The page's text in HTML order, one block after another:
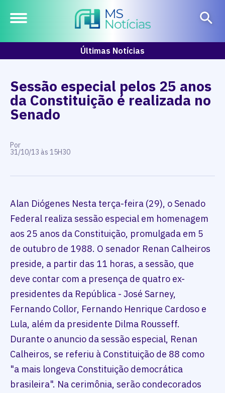
Últimas Notícias
Sessão especial pelos 25 anos
da Constituição é realizada no
Senado
Por
31/10/13 às 15H30
Alan Diógenes Nesta terça-feira (29), o Senado
Federal realiza sessão especial em homenagem
aos 25 anos da Constituição, promulgada em 5
de outubro de 1988. O senador Renan Calheiros
preside, a partir das 11 horas, a sessão, que
deve contar com a presença de quatro ex-
presidentes da República - José Sarney,
Fernando Collor, Fernando Henrique Cardoso e
Lula, além da presidente Dilma Rousseff.
Durante o anuncio da sessão especial, Renan
Calheiros, se referiu à Constituição de 88 como
"a mais longeva Constituição democrática
brasileira". Na cerimônia, serão condecorados